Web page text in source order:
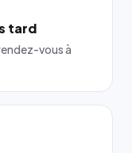
tard
vous à